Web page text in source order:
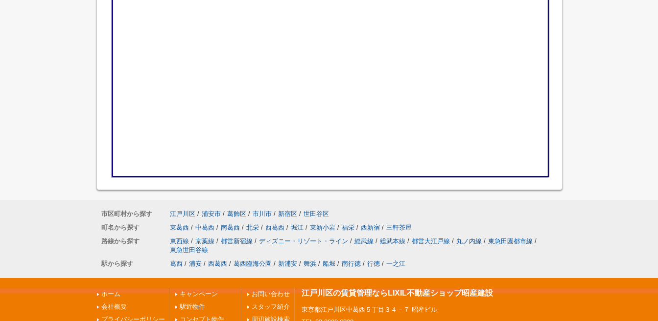
市区町村から探す 江戸川区 / 浦安市 / 葛飾区 / 市川市 / 新宿区 / 世田谷区
町名から探す
東葛西 / 中葛西 / 南葛西 / 北栄 / 西葛西 / 堀江 / 東新小岩 / 福栄 / 西新宿 / 三軒茶屋
路線から探す
東西線 / 京葉線 / 都営新宿線 / ディズニー・リゾート・ライン / 総武線 / 総武本線 / 都営大江戸線 / 丸ノ内線 / 東急田園都市線 /
東急世田谷線
駅から探す
葛西 / 浦安 / 西葛西 / 葛西臨海公園 / 新浦安 / 舞浜 / 船堀 / 南行徳 / 行徳 / 一之江
ホーム
会社概要
プライバシーポリシー
キャンペーン
駅近物件
コンセプト物件
お問い合わせ
スタッフ紹介
周辺施設検索
江戸川区の賃貸管理ならLIXIL不動産ショップ昭産建設
東京都江戸川区中葛西５丁目３４－７ 昭産ビル